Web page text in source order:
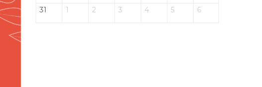
31 1 2 3 4 5 6